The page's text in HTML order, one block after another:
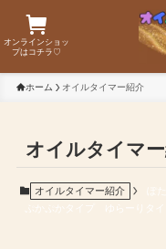
オンラインショッ
プはコチラ♡
ホーム オイルタイマー紹介
オイルタイマ
オイルタイマー紹介 ぽ
ぷかぷかタイプ
ゆらーりタイ